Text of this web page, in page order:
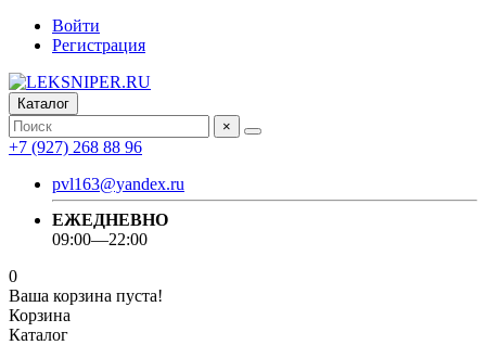
Войти
Регистрация
Каталог
×
+7 (927) 268 88 96
pvl163@yandex.ru
ЕЖЕДНЕВНО
09:00—22:00
0
Ваша корзина пуста!
Корзина
Каталог